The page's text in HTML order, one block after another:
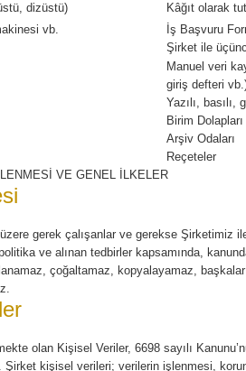
dizüstü)
Kâğıt olarak
vb.
İş Başvuru
Şirket ile
Manuel veri
giriş defteri
Yazılı,
Birim Dolapları
Arşiv Odaları
Reçeteler
VE GENEL İLKELER
üzere gerek çalışanlar ve gerekse Şirketimiz
ve alınan tedbirler kapsamında,
çoğaltamaz, kopyalayamaz,
olan Kişisel Veriler, 6698 sayılı
Şirket kişisel verileri; verilerin işlenmesi,